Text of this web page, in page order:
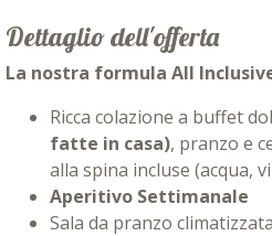
Dettaglio dell'offerta
La nostra formula All
Ricca colazione a buffet
fatte in casa), pranzo e
alla spina incluse (acqua,
Aperitivo Settimanale
Sala da pranzo climatizzata